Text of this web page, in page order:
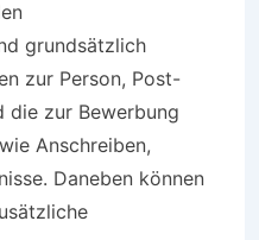
grundsätzlich
zur Person, Post-
die zur Bewerbung
Anschreiben,
Daneben können